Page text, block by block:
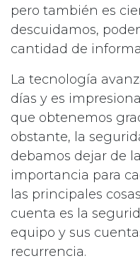
pero también es
descuidamos,
cantidad de
La tecnología
días y es
que obtenemos
obstante, la
debamos dejar de
importancia para
las principales
cuenta es la
equipo y sus
recurrencia.